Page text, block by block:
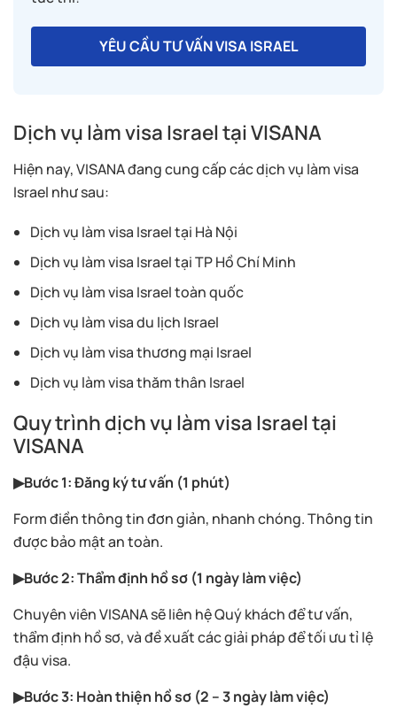
YÊU CẦU TƯ VẤN VISA ISRAEL
Dịch vụ làm visa Israel tại VISANA
Hiện nay, VISANA đang cung cấp các dịch vụ làm visa
Israel như sau:
Dịch vụ làm visa Israel tại Hà Nội
Dịch vụ làm visa Israel tại TP Hồ Chí Minh
Dịch vụ làm visa Israel toàn quốc
Dịch vụ làm visa du lịch Israel
Dịch vụ làm visa thương mại Israel
Dịch vụ làm visa thăm thân Israel
Quy trình dịch vụ làm visa Israel tại
VISANA
▶Bước 1: Đăng ký tư vấn (1 phút)
Form điền thông tin đơn giản, nhanh chóng. Thông tin
được bảo mật an toàn.
▶Bước 2: Thẩm định hồ sơ (1 ngày làm việc)
Chuyên viên VISANA sẽ liên hệ Quý khách để tư vấn,
thẩm định hồ sơ, và đề xuất các giải pháp để tối ưu tỉ lệ
đậu visa.
▶Bước 3: Hoàn thiện hồ sơ (2 – 3 ngày làm việc)